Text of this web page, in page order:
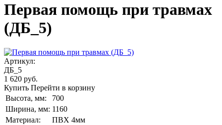
Первая помощь при травмах
(ДБ_5)
Артикул:
ДБ_5
1 620 руб.
Купить Перейти в корзину
Высота, мм:
700
Ширина, мм: 1160
Материал:
ПВХ 4мм